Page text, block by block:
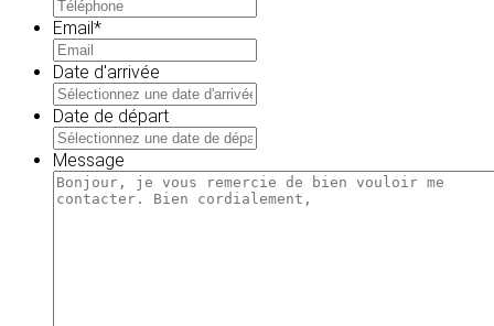
Email*
Date d'arrivée
JJ
slash
AAAA
Date de départ
JJ
slash
Message